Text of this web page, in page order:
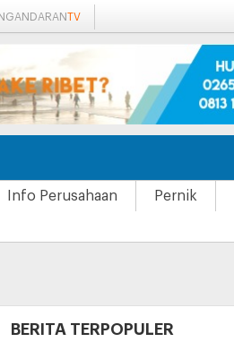
TV
Info Perusahaan Pernik
BERITA TERPOPULER